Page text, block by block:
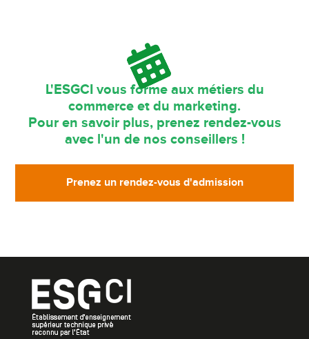
L'ESGCI vous forme aux métiers du
commerce et du marketing.
Pour en savoir plus, prenez rendez-vous
avec l'un de nos conseillers !
Prenez un rendez-vous d'admission